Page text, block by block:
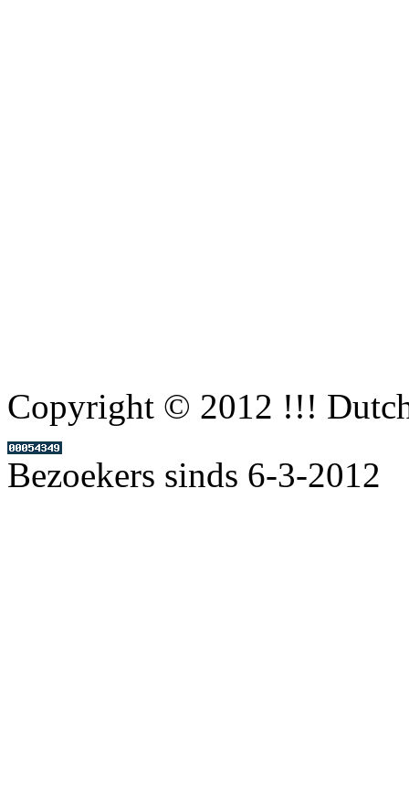
Copyright © 2012 !!!
Bezoekers sinds 6-3-2012